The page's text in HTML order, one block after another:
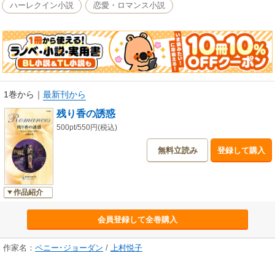
にラウールのオフィスへと向かった。だが、オフィスに足を踏み入れたと
たん、その場に凍りついた。目の前にいたのは、香水の見本市で会ったハ
ンサムな男性――あのときサディを、香水同様に売り物か、と蔑んだ男だ
った。■南フランス、コートダジュールの小さな町を舞台に、有名な香水を
めぐって繰り広げられるゴージャスな恋物語です。
ハーレクイン小説 恋愛・ロマンス小説
1巻から ｜ 最新刊から
作品紹介
残り香の誘惑
500pt/550円(税込)
無料立読み 登録して購入
会員登録して全巻購入
作家名： ペニー･ジョーダン /
上村悦子